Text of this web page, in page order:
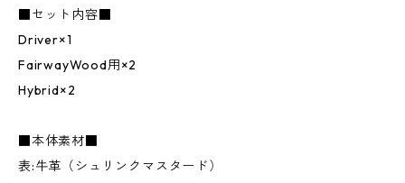
■セット内容■
Driver×1
FairwayWood用×2
Hybrid×2
■本体素材■
表:牛革（シュリンクマスタード）